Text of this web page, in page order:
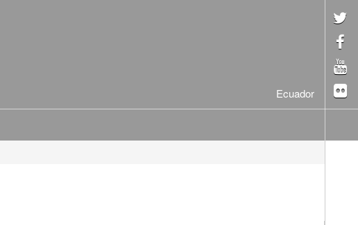
Ecuador